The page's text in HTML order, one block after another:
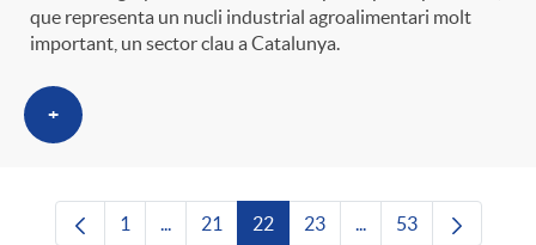
que representa un nucli industrial agroalimentari molt
important, un sector clau a Catalunya.
+
Pàgina
1 ...Pàgines intermèdies Utilitzeu TAB per
Pàgina
21 Pàgina
22 Pàgina
23 ...Pàgines intermèdies
Pàgina
53